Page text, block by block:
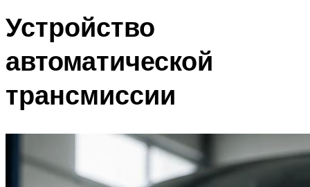
Устройство
автоматической
трансмиссии